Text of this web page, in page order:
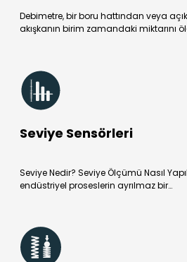
Debimetre, bir boru hattından veya
akışkanın birim zamandaki miktarını
Seviye Sensörleri
Seviye Nedir? Seviye Ölçümü Nasıl
endüstriyel proseslerin ayrılmaz bir…